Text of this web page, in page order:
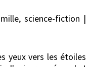
science-fiction |
yeux vers les étoiles